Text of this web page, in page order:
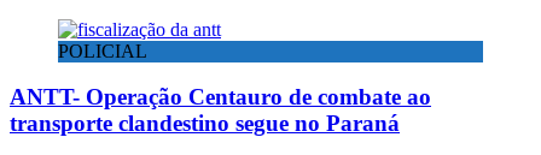
POLICIAL
ANTT- Operação Centauro de combate ao
transporte clandestino segue no Paraná